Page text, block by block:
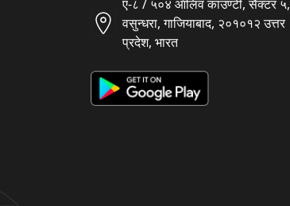
ए-८ / ५०४ ऑलिव काउण्टी, सैक्टर ५,
वसुन्धरा, गाजियाबाद, २०१०१२ उत्तर
प्रदेश, भारत